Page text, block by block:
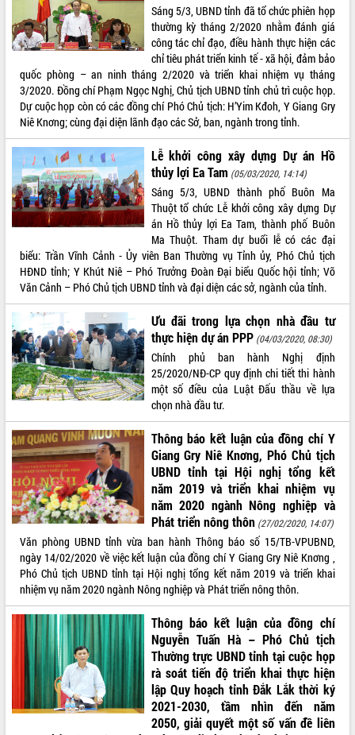
VIDEO
Trailer Lễ hội Sầu riêng Đắk Lắk năm
2026
Khám bệnh, cấp phát thuốc miễn phí
và tặng quà người dân xã Cư Pui
Hội nghị UBND tỉnh Đắk Lắk thường kỳ
tháng 7/2026
Lễ truy tặng danh hiệu “Bà Mẹ Việt
Nam Anh hùng” và trao Huân chương
Lao động
UBND tỉnh Đắk Lắk triển khai nhiệm
vụ 6 tháng cuối năm 2026
Kỳ họp thứ Hai, Hội đồng nhân dân
tỉnh khóa XI quyết nghị nhiều nội dung
quan trọng
Bí thư Tỉnh ủy Lương Nguyễn Minh
Triết thăm, tặng quà người có công với
ALBUM ẢNH
Sáng 5/3, UBND tỉnh đã tổ chức phiên họp
thường kỳ tháng 2/2020 nhằm đánh giá
công tác chỉ đạo, điều hành thực hiện các
chỉ tiêu phát triển kinh tế - xã hội, đảm bảo
quốc phòng – an ninh tháng 2/2020 và triển khai nhiệm vụ tháng
3/2020. Đồng chí Phạm Ngọc Nghị, Chủ tịch UBND tỉnh chủ trì cuộc họp.
Dự cuộc họp còn có các đồng chí Phó Chủ tịch: H’Yim Kđoh, Y Giang Gry
Niê Knơng; cùng đại diện lãnh đạo các Sở, ban, ngành trong tỉnh.
Lễ khởi công xây dựng Dự án Hồ
thủy lợi Ea Tam (05/03/2020, 14:14)
Sáng 5/3, UBND thành phố Buôn Ma
Thuột tổ chức Lễ khởi công xây dựng Dự
án Hồ thủy lợi Ea Tam, thành phố Buôn
Ma Thuột. Tham dự buổi lễ có các đại
biểu: Trần Vĩnh Cảnh - Ủy viên Ban Thường vụ Tỉnh ủy, Phó Chủ tịch
HĐND tỉnh; Y Khút Niê – Phó Trưởng Đoàn Đại biểu Quốc hội tỉnh; Võ
Văn Cảnh – Phó Chủ tịch UBND tỉnh và đại diện các sở, ngành của tỉnh.
Ưu đãi trong lựa chọn nhà đầu tư
thực hiện dự án PPP (04/03/2020, 08:30)
Chính phủ ban hành Nghị định
25/2020/NĐ-CP quy định chi tiết thi hành
một số điều của Luật Đấu thầu về lựa
chọn nhà đầu tư.
Thông báo kết luận của đồng chí Y
Giang Gry Niê Knơng, Phó Chủ tịch
UBND tỉnh tại Hội nghị tổng kết
năm 2019 và triển khai nhiệm vụ
năm 2020 ngành Nông nghiệp và
Phát triển nông thôn (27/02/2020, 14:07)
Văn phòng UBND tỉnh vừa ban hành Thông báo số 15/TB-VPUBND,
ngày 14/02/2020 về việc kết luận của đồng chí Y Giang Gry Niê Knơng ,
Phó Chủ tịch UBND tỉnh tại Hội nghị tổng kết năm 2019 và triển khai
nhiệm vụ năm 2020 ngành Nông nghiệp và Phát triển nông thôn.
Thông báo kết luận của đồng chí
Nguyễn Tuấn Hà – Phó Chủ tịch
Thường trực UBND tỉnh tại cuộc họp
rà soát tiến độ triển khai thực hiện
lập Quy hoạch tỉnh Đắk Lắk thời ký
2021-2030, tầm nhìn đến năm
2050, giải quyết một số vấn đề liên